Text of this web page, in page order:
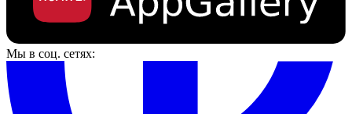
Мы в соц. сетях: